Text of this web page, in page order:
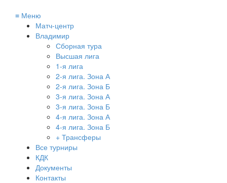
≡ Меню
Матч-центр
Владимир
Сборная тура
Высшая лига
1-я лига
2-я лига. Зона А
2-я лига. Зона Б
3-я лига. Зона А
3-я лига. Зона Б
4-я лига. Зона А
4-я лига. Зона Б
+ Трансферы
Все турниры
КДК
Документы
Контакты